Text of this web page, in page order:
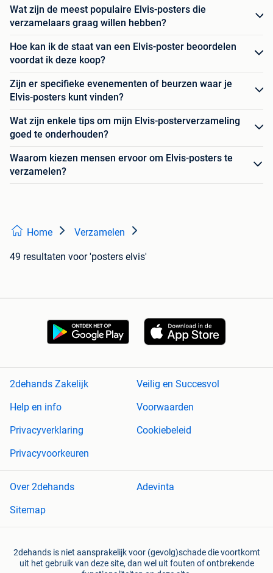
Wat zijn de meest populaire Elvis-posters die
verzamelaars graag willen hebben?
Hoe kan ik de staat van een Elvis-poster beoordelen
voordat ik deze koop?
Zijn er specifieke evenementen of beurzen waar je
Elvis-posters kunt vinden?
Wat zijn enkele tips om mijn Elvis-posterverzameling
goed te onderhouden?
Waarom kiezen mensen ervoor om Elvis-posters te
verzamelen?
Home Verzamelen
49 resultaten voor 'posters elvis'
2dehands Zakelijk
Veilig en Succesvol
Help en info
Voorwaarden
Privacyverklaring
Cookiebeleid
Privacyvoorkeuren
Over 2dehands
Adevinta
Sitemap
2dehands is niet aansprakelijk voor (gevolg)schade die voortkomt
uit het gebruik van deze site, dan wel uit fouten of ontbrekende